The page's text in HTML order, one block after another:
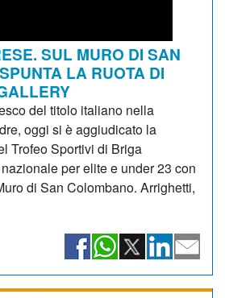
SUL MURO DI SAN
LA RUOTA DI
del titolo italiano nella
oggi si è aggiudicato la
Trofeo Sportivi di Briga
per elite e under 23 con
di San Colombano. Arrighetti,